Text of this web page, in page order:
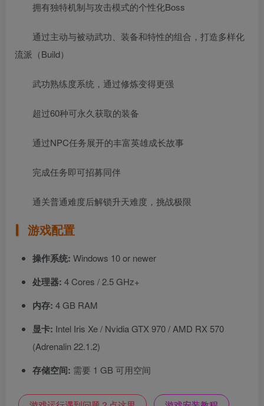
拥有独特机制与攻击模式的个性化Boss
通过主动与被动武功、装备和特性的组合，打造多样化
流派（Build）
武功熟练度系统，通过修炼变得更强
超过60种可永久获取的装备
通过NPC任务展开的丰富英雄成长故事
完成任务即可招募同伴
通关普通难度后解锁升天难度，挑战极限
游戏配置
操作系统: Windows 10 or newer
处理器: 4 Cores / 2.5 GHz+
内存: 4 GB RAM
显卡: Intel Iris Xe / Nvidia GTX 970 / AMD RX 570
(Adrenalin 22.1.2)
存储空间: 需要 1 GB 可用空间